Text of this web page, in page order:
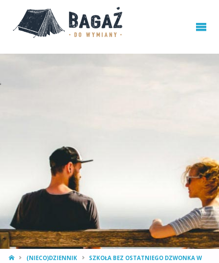
STRONA
(NIECO)DZIENNIK
SZKOŁA BEZ OSTATNIEGO DZWONKA W